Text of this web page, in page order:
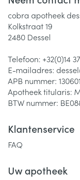
cobra apotheek
Kolkstraat 19
2480 Dessel
Telefoon: +32(0)14
E-mailadres:
APB nummer: 130601
Apotheek titularis:
BTW nummer:
Klantenservice
FAQ
Uw apotheek